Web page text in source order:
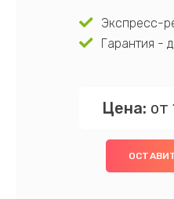
Экспресс-
Гарантия -
Цена: от